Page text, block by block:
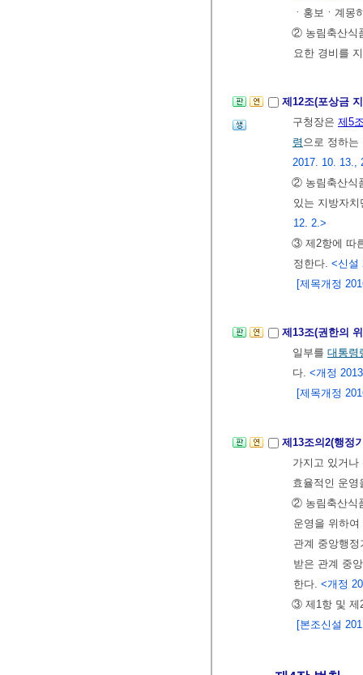
ㆍ홍보ㆍ계
② 농림축산식
요한 경비를
제12조(포상금
구청장은 제5
령 으로 정하
2017. 10. 13.,
② 농림축산식
있는 지방자
12. 2.>
③ 제2항에 따
정한다. <신설
[제목개정
제13조(권한의
일부를 대통령
다. <개정
[제목개정
제13조의2(행정
가지고 있거
효율적인 운
② 농림축산식
운영을 위하
관계 중앙행
받은 관계 중
한다. <개정
③ 제1항 및 제
[본조신설